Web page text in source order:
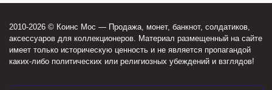
2010-2026 © Коинс Мос — Продажа, монет, банкнот, солдатиков,
аксессуаров для коллекционеров. Материал размещенный на сайте
имеет только историческую ценность и не является пропагандой
каких-либо политических или религиозных убеждений и взглядов!